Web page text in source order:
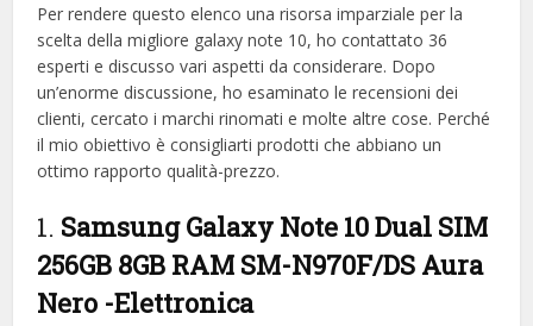
Per rendere questo elenco una risorsa imparziale per la
scelta della migliore galaxy note 10, ​​ho contattato 36
esperti e discusso vari aspetti da considerare. Dopo
un’enorme discussione, ho esaminato le recensioni dei
clienti, cercato i marchi rinomati e molte altre cose. Perché
il mio obiettivo è consigliarti prodotti che abbiano un
ottimo rapporto qualità-prezzo.
1. Samsung Galaxy Note 10 Dual SIM
256GB 8GB RAM SM-N970F/DS Aura
Nero -Elettronica